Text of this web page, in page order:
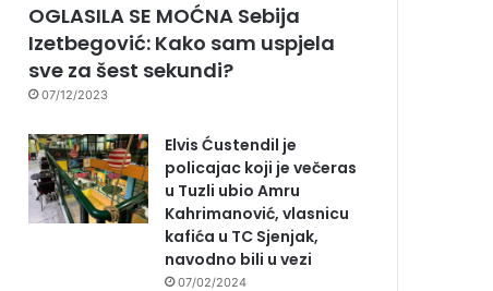
OGLASILA SE MOĆNA Sebija
Izetbegović: Kako sam uspjela
sve za šest sekundi?
07/12/2023
Elvis Ćustendil je
policajac koji je večeras
u Tuzli ubio Amru
Kahrimanović, vlasnicu
kafića u TC Sjenjak,
navodno bili u vezi
07/02/2024